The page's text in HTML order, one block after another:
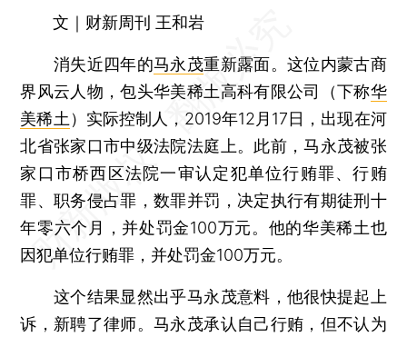
文｜财新周刊 王和岩
消失近四年的马永茂重新露面。这位内蒙古商
界风云人物，包头华美稀土高科有限公司（下称华
美稀土 ）实际控制人，2019年12月17日，出现在河
北省张家口市中级法院法庭上。此前，马永茂被张
家口市桥西区法院一审认定犯单位行贿罪、行贿
罪、职务侵占罪，数罪并罚，决定执行有期徒刑十
年零六个月，并处罚金100万元。他的华美稀土也
因犯单位行贿罪，并处罚金100万元。
这个结果显然出乎马永茂意料，他很快提起上
诉，新聘了律师。马永茂承认自己行贿，但不认为